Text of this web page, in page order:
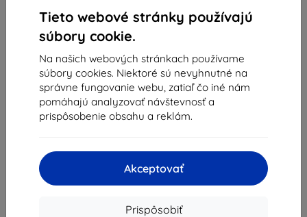
Tieto webové stránky používajú
súbory cookie.
Na našich webových stránkach používame
súbory cookies. Niektoré sú nevyhnutné na
správne fungovanie webu, zatiaľ čo iné nám
pomáhajú analyzovať návštevnosť a
prispôsobenie obsahu a reklám.
Akceptovať
Prispôsobiť
fólia pre Apple iPad 5 2017
21,89 €
19,70 €
Na sklade 1 ks
AIR/AIR2 9,7 hybridné sklo
13,90 €
Na sklade > 5 ks
z celkom